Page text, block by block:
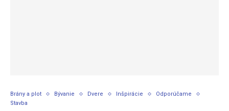
Brány a plot Bývanie Dvere Inšpirácie
Odporúčame
Stavba